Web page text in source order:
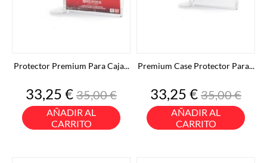
Protector Premium Para Caja...
Precio
33,25 €Precio
base
35,00 €
AÑADIR AL
CARRITO
Premium Case Protector Para...
Precio
33,25 €Precio
base
35,00 €
AÑADIR AL
CARRITO